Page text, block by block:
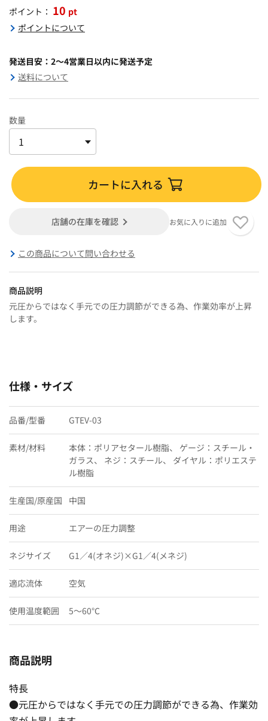
ポイント： 10 pt
ポイントについて
発送目安：2～4営業日以内に発送予定
送料について
数量
カートに入れる
店舗の在庫を確認 お気に入りに追加
この商品について問い合わせる
商品説明
元圧からではなく手元での圧力調節ができる為、作業効率が上昇
します。
仕様・サイズ
品番/型番 GTEV-03
素材/材料
本体：ポリアセタール樹脂、 ゲージ：スチール・
ガラス、 ネジ：スチール、 ダイヤル：ポリエステ
ル樹脂
生産国/原産国 中国
用途 エアーの圧力調整
ネジサイズ G1／4(オネジ)×G1／4(メネジ)
適応流体 空気
使用温度範囲 5〜60℃
商品説明
特長
●元圧からではなく手元での圧力調節ができる為、作業効